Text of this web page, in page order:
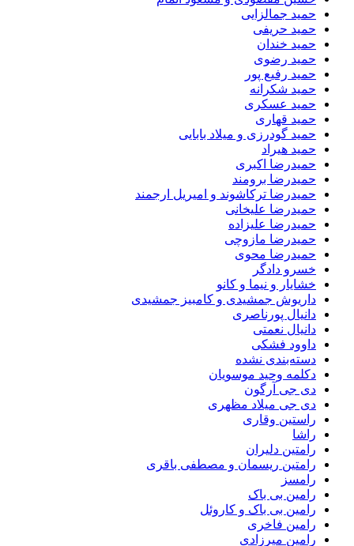
حمید جمالزایی
حمید حریفی
حمید خندان
حمید رضوی
حمید رفیع پور
حمید شکرانه
حمید عسکری
حمید قهاری
حمید گودرزی و میلاد بابایی
حمید هیراد
حمیدرضا اکبری
حمیدرضا برومند
حمیدرضا ترکاشوند و امیریل ارجمند
حمیدرضا علیخانی
حمیدرضا علیزاده
حمیدرضا مازوچی
حمیدرضا محوی
خسرو دادگر
خشایار و نیما و کانو
داریوش جمشیدی و کامبیز جمشیدی
دانیال پورناصری
دانیال نعمتی
داوود فشکی
دسته‌بندی نشده
دکلمه وحید موسویان
دی جی آرگون
دی جی میلاد مظهری
راستین وقاری
راشا
رامتین دلیران
رامتین ریسمان و مصطفی باقری
رامسز
رامین بی باک
رامین بی باک و کاروئل
رامین فاخری
رامین میرزادی